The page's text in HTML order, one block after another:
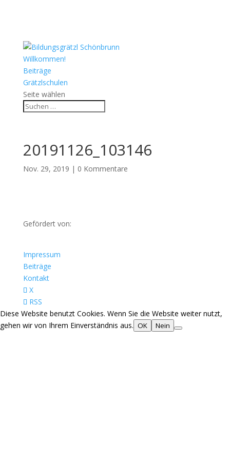
Willkommen!
Beiträge
Grätzlschulen
Seite wählen
20191126_103146
Nov. 29, 2019 | 0 Kommentare
Gefördert von:
Impressum
Beiträge
Kontakt
X
RSS
Diese Website benutzt Cookies. Wenn Sie die Website weiter nutzt,
gehen wir von Ihrem Einverständnis aus. OK Nein